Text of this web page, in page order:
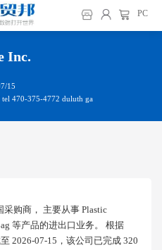
PC
Inc.
15
470-375-4772 duluth ga
采购商， 主要从事 Plastic
等产品的进出口业务。 根据
2026-07-15，该公司已完成 320